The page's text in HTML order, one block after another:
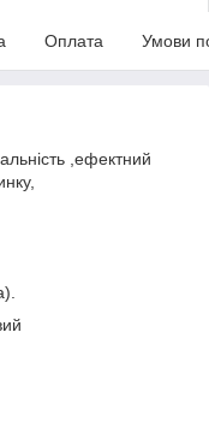
Оплата Умови
,ефектний